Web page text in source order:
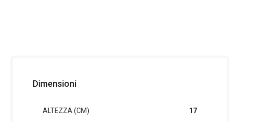
Dimensioni
ALTEZZA (CM) 17